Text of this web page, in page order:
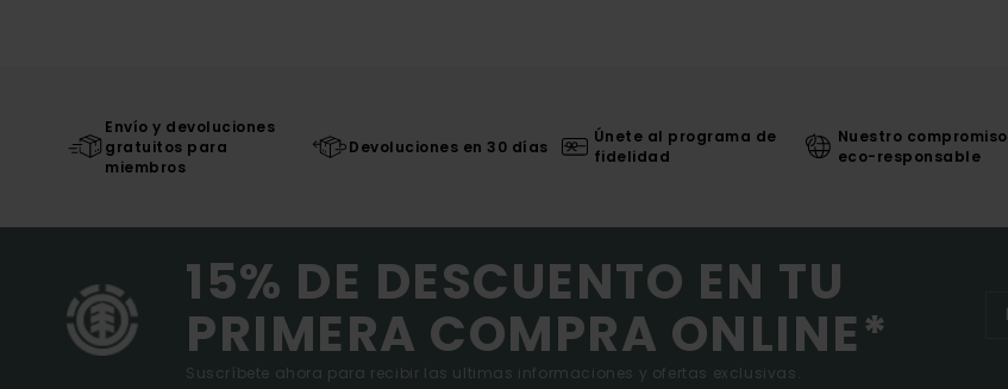
Envío y devoluciones
gratuitos para
miembros
Devoluciones en 30 días
Únete al programa de
fidelidad
Nuestro compromiso
eco-responsable
15% DE DESCUENTO EN TU
PRIMERA COMPRA ONLINE*
Suscríbete ahora para recibir las ultimas informaciones y ofertas exclusivas.